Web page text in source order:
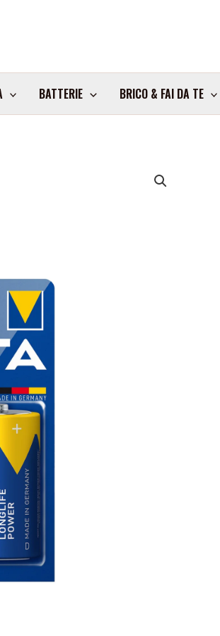
BATTERIE BRICO & FAI DA TE